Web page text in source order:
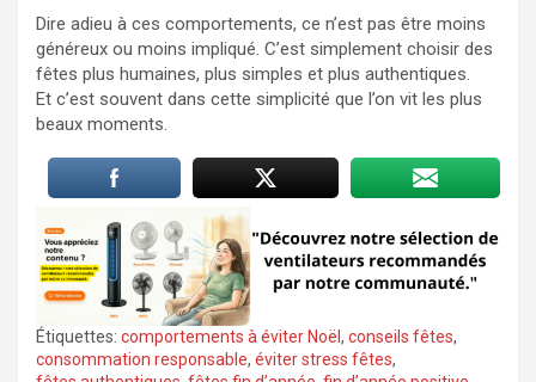
Dire adieu à ces comportements, ce n’est pas être moins
généreux ou moins impliqué. C’est simplement choisir des
fêtes plus humaines, plus simples et plus authentiques.
Et c’est souvent dans cette simplicité que l’on vit les plus
beaux moments.
Étiquettes: comportements à éviter Noël , conseils fêtes,
consommation responsable, éviter stress fêtes,